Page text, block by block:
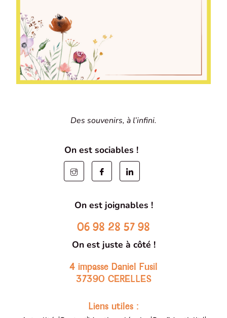
Des souvenirs, à l’infini.
On est sociables !
On est joignables !
06 98 28 57 98
On est juste à côté !
4 impasse Daniel Fusil
37390 CERELLES
Liens utiles :